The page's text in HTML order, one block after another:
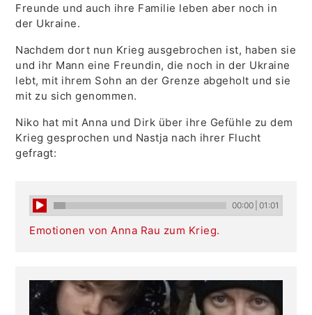
Freunde und auch ihre Familie leben aber noch in
der Ukraine.
Nachdem dort nun Krieg ausgebrochen ist, haben sie
und ihr Mann eine Freundin, die noch in der Ukraine
lebt, mit ihrem Sohn an der Grenze abgeholt und sie
mit zu sich genommen.
Niko hat mit Anna und Dirk über ihre Gefühle zu dem
Krieg gesprochen und Nastja nach ihrer Flucht
gefragt:
00:00 01:01
Emotionen von Anna Rau zum Krieg.